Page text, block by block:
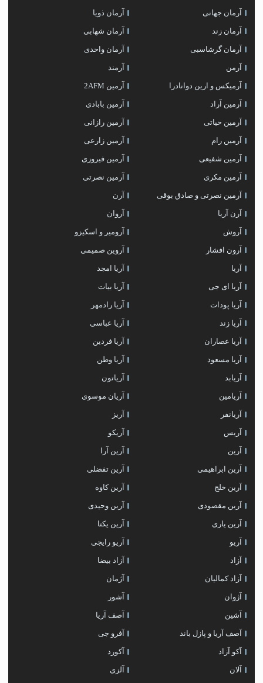
آرمان جهانی آرمان ذویا
آرمان زند آرمان شهابی
آرمان گرشاسبی آرمان واحدی
آرمن آرمند
آرمیکس و ارین دوانادرا آرمین 2AFM
آرمین آراد آرمین بابادی
آرمین حیاتی آرمین رازانی
آرمین رام آرمین زارعی
آرمین شفیعی آرمین فیروزی
آرمین مکری آرمین نصرتی
آرمین نصرتی و صادق بوقی آرن
آرن آریا آروان
آروش آرومیر و اسکیزو
آرون افشار آروین صمیمی
آریا آریا امجد
آریا ای جی آریا بیات
آریا پودات آریا رادمهر
آریا زند آریا عباسی
آریا عصاران آریا فردین
آریا مسعود آریا وطن
آریابد آریاتون
آریامین آریان موسوی
آریانفر آریز
آریس آریکو
آرین آرین آرا
آرین ابراهیمی آرین تفضلی
آرین خلج آرین کاوه
آرین مقصودی آرین وحیدی
آرین یاری آرین یکتا
آریو آریو رایجی
آزاد آزاد بیضا
آزاد کمالیان آژمان
آژوان آشور
آشین آصف آریا
آصف آریا و پازل باند آفرو جی
آکو آزاد آکورد
آلان آلزی